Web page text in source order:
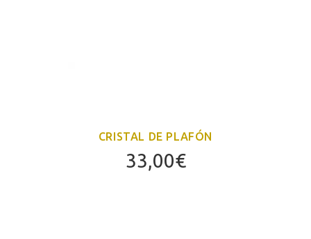
CRISTAL DE PLAFÓN
33,00€